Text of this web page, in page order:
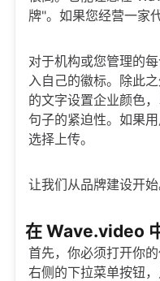
牌"。如果您经营一家
对于机构或您管理的
入自己的徽标。除此
的文字设置企业颜色
句子的紧迫性。如果
选择上传。
让我们从品牌建设开始
在 Wave.video
首先，你必须打开你
右侧的下拉菜单按钮，